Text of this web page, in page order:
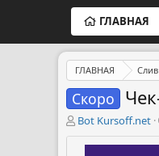
ГЛАВНАЯ
ГЛАВНАЯ
Скоро
А
в
Bot Kursoff.net